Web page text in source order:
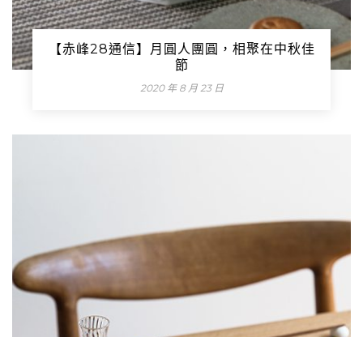
【赤峰28通信】月圓人團圓，相聚在中秋佳
節
2020 年 8 月 23 日